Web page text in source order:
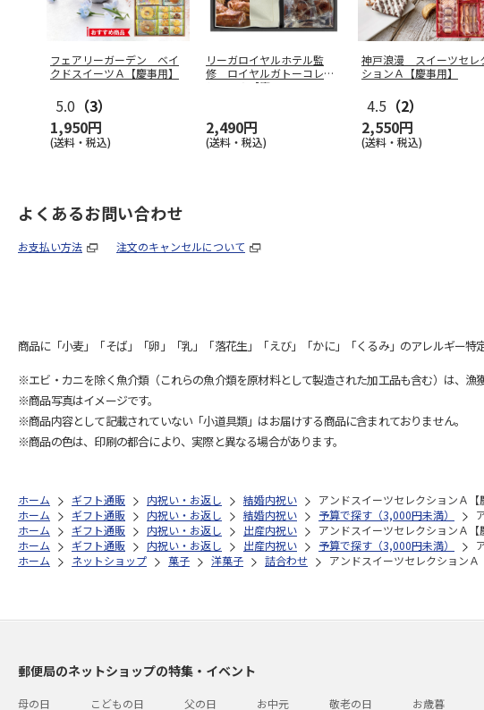
フェアリーガーデン ベイ
クドスイーツＡ【慶事用】
5.0 （3）
1,950円
(送料・税込)
リーガロイヤルホテル監
修 ロイヤルガトーコレク
ションＡ【慶
2,490円
(送料・税込)
神戸浪漫 スイーツセレ
ションＡ【慶事用】
4.5 （2）
2,550円
(送料・税込)
よくあるお問い合わせ
お支払い方法 注文のキャンセルについて
商品に「小麦」「そば」「卵」「乳」「落花生」「えび」「かに」「くるみ」のアレルギー特
※エビ・カニを除く魚介類（これらの魚介類を原材料として製造された加工品も含む）は、漁
※商品写真はイメージです。
※商品内容として記載されていない「小道具類」はお届けする商品に含まれておりません。
※商品の色は、印刷の都合により、実際と異なる場合があります。
ホーム ギフト通販 内祝い・お返し 結婚内祝い
アンドスイーツセレクションＡ【
ホーム
ギフト通販 内祝い・お返し 結婚内祝い 予算で探す（3,000円未満）
ホーム
ギフト通販 内祝い・お返し 出産内祝い
アンドスイーツセレクションＡ【
ホーム
ギフト通販 内祝い・お返し 出産内祝い 予算で探す（3,000円未満）
ホーム
ネットショップ 菓子 洋菓子 詰合わせ アンドスイーツセレクションＡ
郵便局のネットショップの特集・イベント
母の日 こどもの日 父の日 お中元 敬老の日 お歳暮